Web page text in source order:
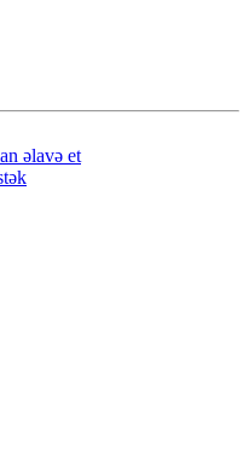
əlavə et